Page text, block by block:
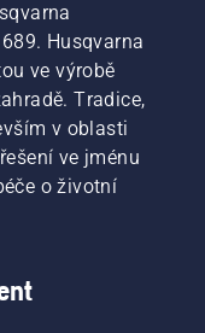
Husqvarna
ve výrobě
Tradice,
v oblasti
ve jménu
o životní